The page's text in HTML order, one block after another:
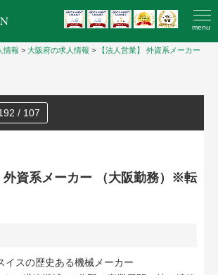
menu
情報 > 大阪府の求人情報 >
【法⼈営業】 外資系メーカー
/ 107
外資系メーカー （大阪勤務）※転
イスの歴史ある機械メーカー